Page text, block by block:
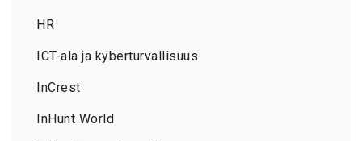
HR
ICT-ala ja kyberturvallisuus
InCrest
InHunt World